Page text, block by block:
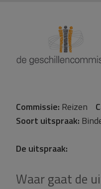
Commissie: Reizen
Soort uitspraak:
De uitspraak:
Waar gaat de